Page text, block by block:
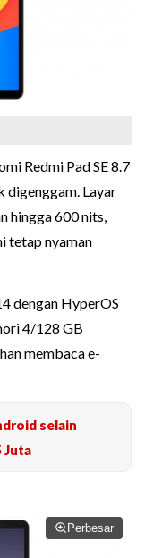
Redmi Pad SE 8.7
digenggam. Layar
hingga 600 nits,
tetap nyaman
dengan HyperOS
4/128 GB
membaca e-
selain
Juta
Perbesar